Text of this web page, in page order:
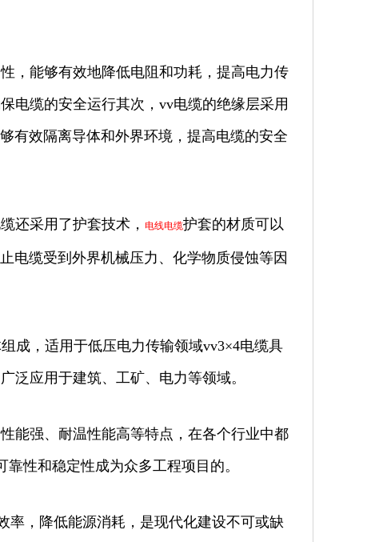
，能够有效地降低电阻和功耗，提高电力传
电缆的安全运行其次，vv电缆的绝缘层采用
有效隔离导体和外界环境，提高电缆的安全
还采用了护套技术， 电线电缆护套的材质可以
电缆受到外界机械压力、化学物质侵蚀等因
成，适用于低压电力传输领域vv3×4电缆具
泛应用于建筑、工矿、电力等领域。
能强、耐温性能高等特点，在各个行业中都
性和稳定性成为众多工程项目的。
率，降低能源消耗，是现代化建设不可或缺